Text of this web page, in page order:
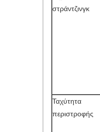
στράντζινγκ
Ταχύτητα
περιστροφής